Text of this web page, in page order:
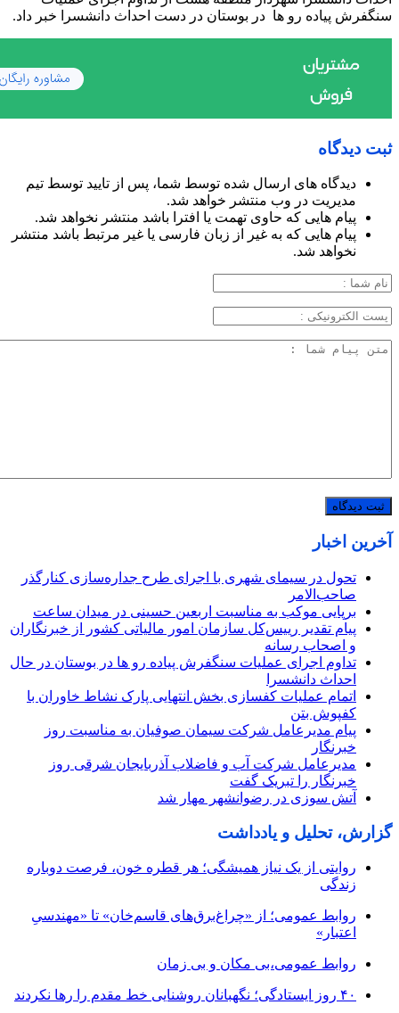
سنگفرش پیاده رو ها در بوستان در دست احداث دانشسرا خبر داد.
ثبت دیدگاه
دیدگاه های ارسال شده توسط شما، پس از تایید توسط تیم
مدیریت در وب منتشر خواهد شد.
پیام هایی که حاوی تهمت یا افترا باشد منتشر نخواهد شد.
پیام هایی که به غیر از زبان فارسی یا غیر مرتبط باشد منتشر
نخواهد شد.
آخرین اخبار
تحول در سیمای شهری با اجرای طرح جداره‌سازی کنارگذر
صاحب‌الامر
برپایی موکب به مناسبت اربعین حسینی در میدان ساعت
پیام تقدیر رییس‌کل سازمان امور مالیاتی کشور از خبرنگاران
و اصحاب رسانه
تداوم اجرای عملیات سنگفرش پیاده رو ها در بوستان در حال
احداث دانشسرا
اتمام عملیات کفسازی بخش انتهایی پارک نشاط خاوران با
کفپوش بتن
پیام مدیرعامل شرکت سیمان صوفیان به مناسبت روز
خبرنگار
مدیرعامل شرکت آب و فاضلاب آذربایجان شرقی روز
خبرنگار را تبریک گفت
آتش سوزی در رضوانشهر مهار شد
گزارش، تحلیل و یادداشت
روایتی از یک نیاز همیشگی؛ هر قطره خون، فرصت دوباره
زندگی
روابط عمومی؛ از «چراغ‌برق‌های قاسم‌خان» تا «مهندسیِ
اعتبار»
روابط عمومی،بی مکان و بی زمان
۴۰ روز ایستادگی؛ نگهبانان روشنایی خط مقدم را رها نکردند